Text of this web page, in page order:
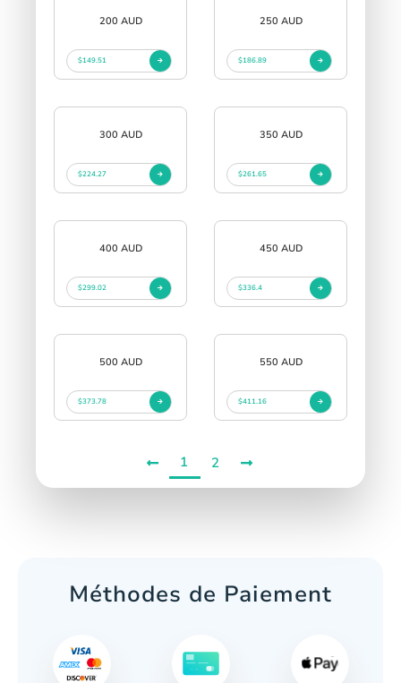
200 AUD
$149.51
250 AUD
$186.89
300 AUD
$224.27
350 AUD
$261.65
400 AUD
$299.02
450 AUD
$336.4
500 AUD
$373.78
550 AUD
$411.16
1 2
Méthodes de Paiement